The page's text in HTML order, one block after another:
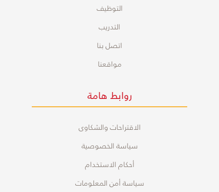
التوظيف
التدريب
اتصل بنا
مواقعنا
روابط هامة
الاقتراحات والشكاوى
سياسة الخصوصية
أحكام الاستخدام
سياسة أمن المعلومات